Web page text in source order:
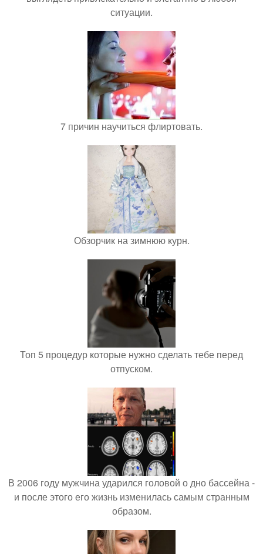
ситуации.
7 причин научиться флиртовать.
Обзорчик на зимнюю курн.
Топ 5 процедур которые нужно сделать тебе перед
отпуском.
В 2006 году мужчина ударился головой о дно бассейна -
и после этого его жизнь изменилась самым странным
образом.